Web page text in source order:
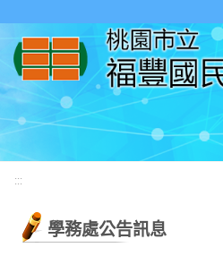
:::
學務處公告訊息